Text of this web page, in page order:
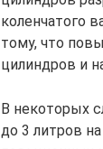
коленчатого
тому, что
цилиндров и
В некоторых
до 3 литров